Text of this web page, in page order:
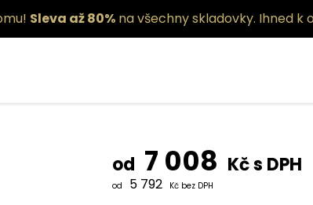
Sleva až 80% na všechny skladovky. Ihned k
od 7 008 Kč s DPH
od 5 792 Kč bez DPH